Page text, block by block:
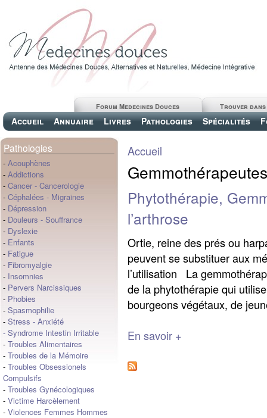
Accueil Annuaire Livres Pathologies Spécialités
Trouver
Forum Medecines Douces
Pathologies
- Acouphènes
- Addictions
- Cancer - Cancerologie
- Céphalées - Migraines
- Dépression
- Douleurs - Souffrance
- Dyslexie
- Enfants
- Fatigue
- Fibromyalgie
- Insomnies
- Pervers Narcissiques
- Phobies
- Spasmophilie
- Stress - Anxiété
- Syndrome Intestin Irritable
- Troubles Alimentaires
- Troubles de la Mémoire
- Troubles Obsessionels
Compulsifs
- Troubles Gynécologiques
- Victime Harcèlement
- Violences Femmes Hommes
Accueil
Gemmothérapeutes
Phytothérapie,
l’arthrose
Ortie, reine des prés ou
peuvent se substituer aux
l’utilisation La
de la phytothérapie qui
bourgeons végétaux, de
En savoir +